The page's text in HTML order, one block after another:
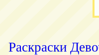
Раскраски